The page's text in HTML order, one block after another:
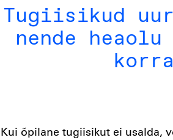
Tugiisikud
nende
Kui õpilane tugiisikut ei usalda,